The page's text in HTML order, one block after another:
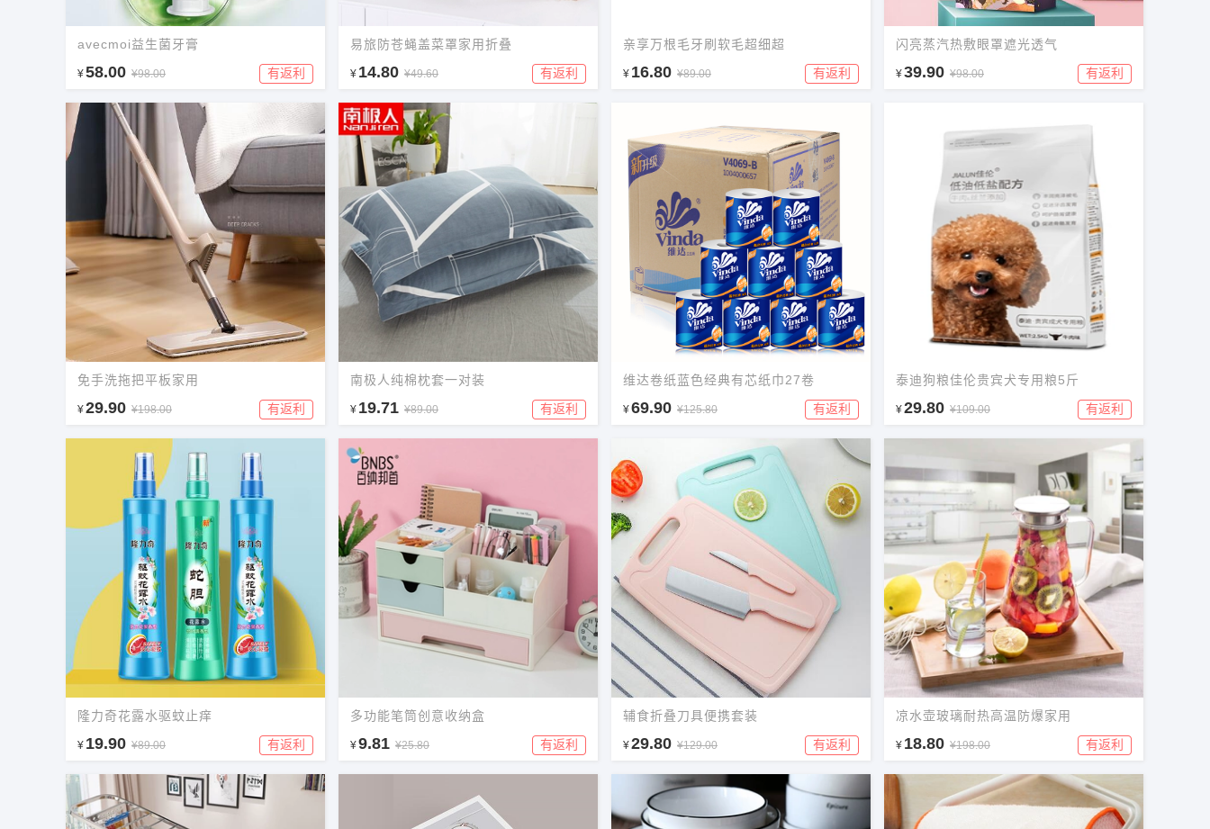
avecmoi益生菌牙膏
¥58.00 ¥98.00 有返利
易旅防苍蝇盖菜罩家用折叠
¥ 14.80 ¥49.60 有返利
亲享万根毛牙刷软毛超细超
¥ 16.80 ¥89.00 有返利
闪亮蒸汽热敷眼罩遮光透气
¥39.90 ¥98.00 有返利
免手洗拖把平板家用
¥29.90 ¥198.00 有返利
南极人纯棉枕套一对装
¥ 19.71 ¥89.00 有返利
维达卷纸蓝色经典有芯纸巾27卷
¥69.90 ¥125.80 有返利
泰迪狗粮佳伦贵宾犬专用粮5斤
¥29.80 ¥109.00 有返利
隆力奇花露水驱蚊止痒
¥ 19.90 ¥89.00 有返利
多功能笔筒创意收纳盒
¥9.81 ¥25.80 有返利
辅食折叠刀具便携套装
¥29.80 ¥129.00 有返利
凉水壶玻璃耐热高温防爆家用
¥ 18.80 ¥198.00 有返利